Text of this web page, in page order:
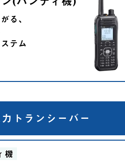
る、
テム
トランシーバー
機